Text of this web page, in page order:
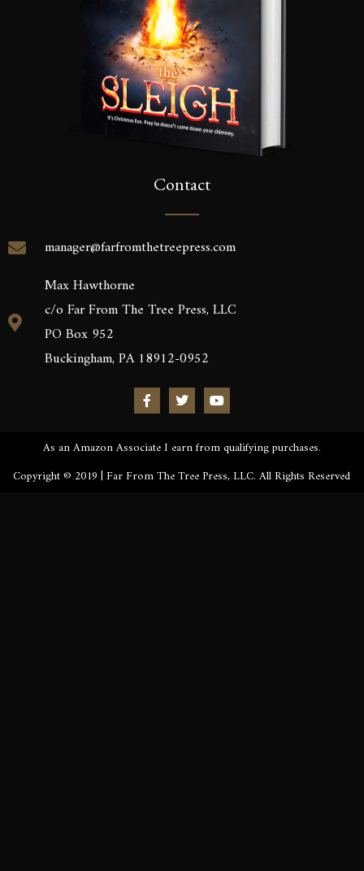
Contact
manager@farfromthetreepress.com
Max Hawthorne
c/o Far From The Tree Press, LLC
PO Box 952
Buckingham, PA 18912-0952
As an Amazon Associate I earn from qualifying purchases.
Copyright © 2019 | Far From The Tree Press, LLC. All Rights Reserved